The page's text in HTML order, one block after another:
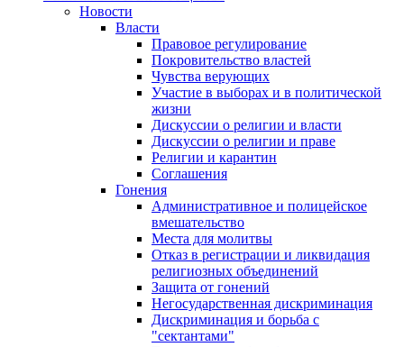
Новости
Власти
Правовое регулирование
Покровительство властей
Чувства верующих
Участие в выборах и в политической
жизни
Дискуссии о религии и власти
Дискуссии о религии и праве
Религии и карантин
Соглашения
Гонения
Административное и полицейское
вмешательство
Места для молитвы
Отказ в регистрации и ликвидация
религиозных объединений
Защита от гонений
Негосударственная дискриминация
Дискриминация и борьба с
"сектантами"